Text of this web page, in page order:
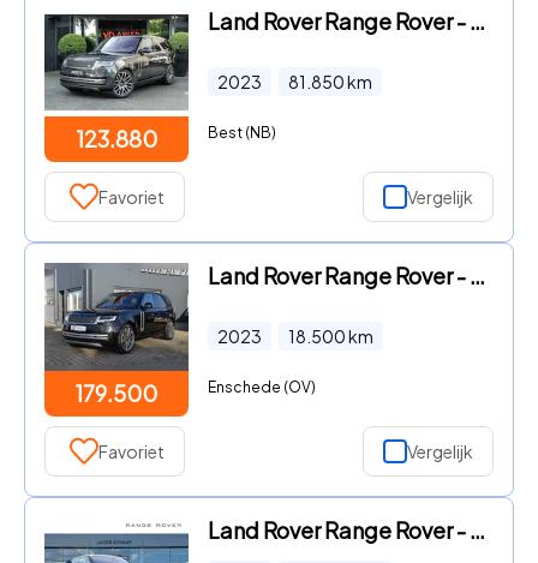
123.880
Land Rover Range Rover - LANDROVER P510e Autobiography | 4Wsturing | 23 Inch | Head-u
2023 81.850km
Best (NB)
Favoriet Vergelijk
179.500
Land Rover Range Rover - Autobiography 350PK 3.0 Ingenium Twin Turbo
2023 18.500km
Enschede (OV)
Favoriet Vergelijk
Land Rover Range Rover - P510e 510pk AWD Autobiography | NL auto | Nieuw door ons gel